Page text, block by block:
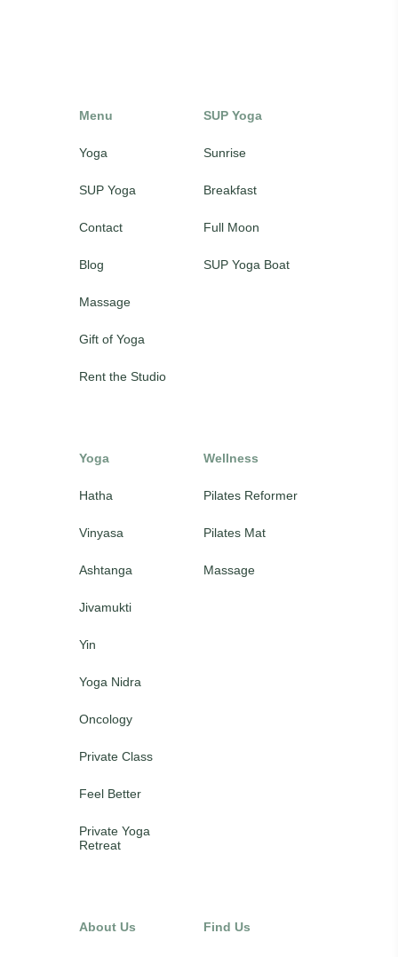
Menu
Yoga
SUP Yoga
Contact
Blog
Massage
Gift of Yoga
Rent the Studio
SUP Yoga
Sunrise
Breakfast
Full Moon
SUP Yoga Boat
Yoga
Hatha
Vinyasa
Ashtanga
Jivamukti
Yin
Yoga Nidra
Oncology
Private Class
Feel Better
Private Yoga
Retreat
Wellness
Pilates Reformer
Pilates Mat
Massage
About Us Find Us